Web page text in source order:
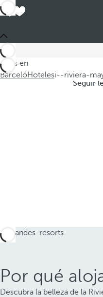
Estás en
BarcelóHotelesi--riviera-
Seguir
Por qué
Descubra la belleza de la